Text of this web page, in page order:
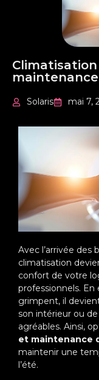
Solaris mai 7,
Avec l’arrivée des
climatisation
confort de votre
professionnels.
grimpent, il
son intérieur ou
agréables. Ainsi,
et maintenance
maintenir une
l’été.